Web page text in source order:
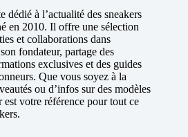
dédié à l’actualité des sneakers
en 2010. Il offre une sélection
et collaborations dans
fondateur, partage des
exclusives et des guides
Que vous soyez à la
ou d’infos sur des modèles
est votre référence pour tout ce